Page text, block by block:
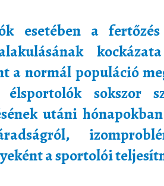
esetében a
a normál populáció
élsportolók sokszor
utáni
a sportolói